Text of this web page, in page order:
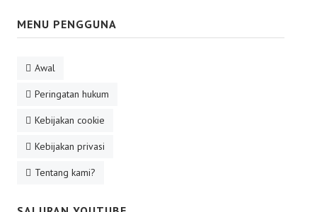
MENU PENGGUNA
Awal
Peringatan hukum
Kebijakan cookie
Kebijakan privasi
Tentang kami?